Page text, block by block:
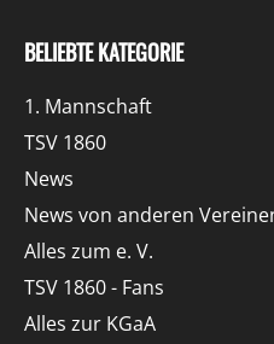
BELIEBTE KATEGORIE
1. Mannschaft
TSV 1860
News
News von anderen
Alles zum e. V.
TSV 1860 - Fans
Alles zur KGaA